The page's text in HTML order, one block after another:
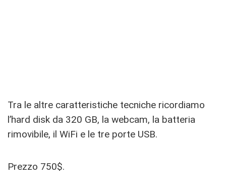
Tra le altre caratteristiche tecniche ricordiamo
l’hard disk da 320 GB, la webcam, la batteria
rimovibile, il WiFi e le tre porte USB.
Prezzo 750$.